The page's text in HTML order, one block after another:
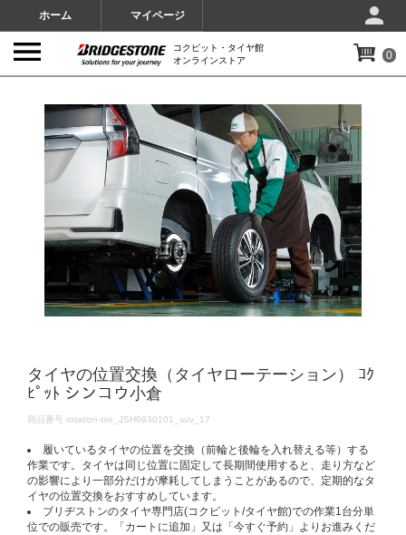
ホーム マイページ
コクピット・タイヤ館
オンラインストア
0
タイヤの位置交換（タイヤローテーション） ｺｸ
ﾋﾟｯﾄ シンコウ小倉
DETAILS
商品番号 rotation-tire_JSH6930101_suv_17
履いているタイヤの位置を交換（前輪と後輪を入れ替える等）する
作業です。タイヤは同じ位置に固定して長期間使用すると、走り方など
の影響により一部分だけが摩耗してしまうことがあるので、定期的なタ
イヤの位置交換をおすすめしています。
ブリヂストンのタイヤ専門店(コクピット/タイヤ館)での作業1台分単
位での販売です。「カートに追加」又は「今すぐ予約」よりお進みくだ